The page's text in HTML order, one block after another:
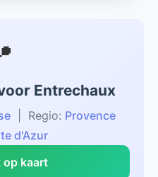
Entrechaux
| Regio: Provence
d'Azur
op kaart